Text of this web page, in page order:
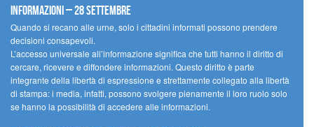
informazioni – 28 settembre
Quando si recano alle urne, solo i cittadini informati possono prendere
decisioni consapevoli.
L’accesso universale all’informazione significa che tutti hanno il diritto di
cercare, ricevere e diffondere informazioni. Questo diritto è parte
integrante della libertà di espressione e strettamente collegato alla libertà
di stampa: i media, infatti, possono svolgere pienamente il loro ruolo solo
se hanno la possibilità di accedere alle informazioni.